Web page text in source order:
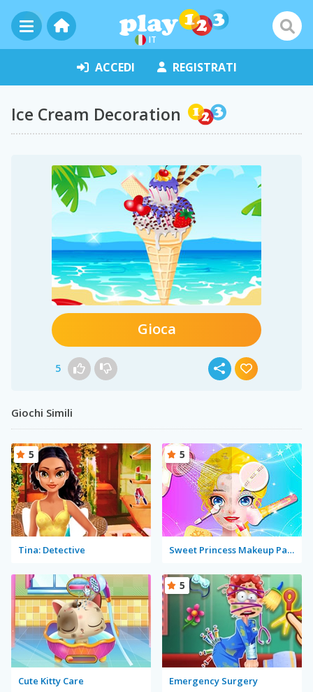
IT
ACCEDI REGISTRATI
Ice Cream Decoration
Gioca
5
Giochi Simili
Tina: Detective
5
Sweet Princess Makeup Party
5
Cute Kitty Care Emergency Surgery
5